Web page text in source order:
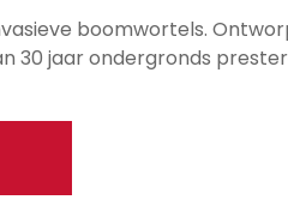
boomwortels.
30 jaar ondergronds